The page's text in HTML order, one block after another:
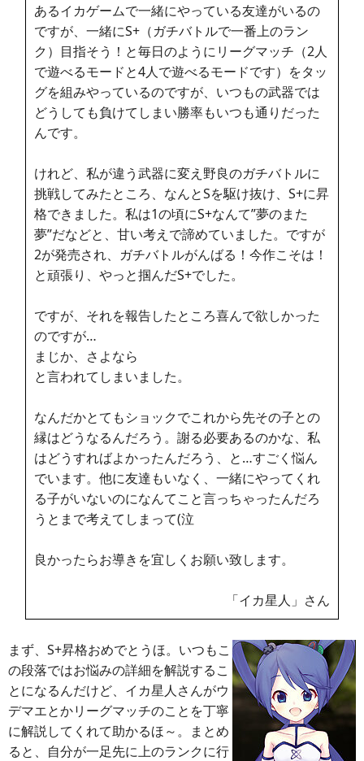
あるイカゲームで一緒にやっている友達がいるの
ですが、一緒にS+（ガチバトルで一番上のラン
ク）目指そう！と毎日のようにリーグマッチ（2人
で遊べるモードと4人で遊べるモードです）をタッ
グを組みやっているのですが、いつもの武器では
どうしても負けてしまい勝率もいつも通りだった
んです。
けれど、私が違う武器に変え野良のガチバトルに
挑戦してみたところ、なんとSを駆け抜け、S+に昇
格できました。私は1の頃にS+なんて”夢のまた
夢”だなどと、甘い考えで諦めていました。ですが
2が発売され、ガチバトルがんばる！今作こそは！
と頑張り、やっと掴んだS+でした。
ですが、それを報告したところ喜んで欲しかった
のですが…
まじか、さよなら
と言われてしまいました。
なんだかとてもショックでこれから先その子との
縁はどうなるんだろう。謝る必要あるのかな、私
はどうすればよかったんだろう、と…すごく悩ん
でいます。他に友達もいなく、一緒にやってくれ
る子がいないのになんてこと言っちゃったんだろ
うとまで考えてしまって(泣
良かったらお導きを宜しくお願い致します。
「イカ星人」さん
まず、S+昇格おめでとうほ。いつもこ
の段落ではお悩みの詳細を解説するこ
とになるんだけど、イカ星人さんがウ
デマエとかリーグマッチのことを丁寧
に解説してくれて助かるほ～。まとめ
ると、自分が一足先に上のランクに行